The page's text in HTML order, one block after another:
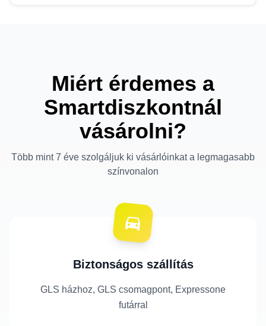
Miért érdemes a
Smartdiszkontnál
vásárolni?
Több mint 7 éve szolgáljuk ki vásárlóinkat a legmagasabb
színvonalon
Biztonságos szállítás
GLS házhoz, GLS csomagpont, Expressone
futárral